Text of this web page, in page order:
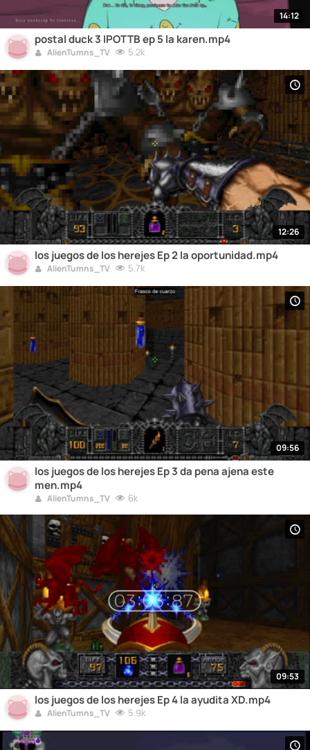
14:12
postal duck 3 IPOTTB ep 5 la karen.mp4
AlienTumns_TV 5.2k
12:26
los juegos de los herejes Ep 2 la oportunidad.mp4
AlienTumns_TV 5.7k
09:56
los juegos de los herejes Ep 3 da pena ajena este
men.mp4
AlienTumns_TV 6k
09:53
los juegos de los herejes Ep 4 la ayudita XD.mp4
AlienTumns_TV 5.9k